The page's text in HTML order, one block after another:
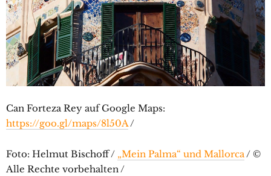
Can Forteza Rey auf Google Maps:
https://goo.gl/maps/8l50A/
Foto: Helmut Bischoff / „Mein Palma“ und Mallorca/ ©
Alle Rechte vorbehalten /